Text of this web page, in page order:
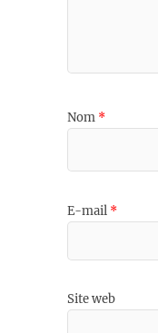
Nom *
E-mail *
Site web